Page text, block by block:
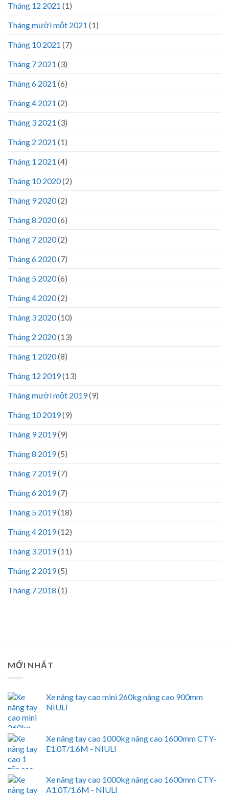
Tháng 12 2021 (1)
Tháng mười một 2021 (1)
Tháng 10 2021 (7)
Tháng 7 2021 (3)
Tháng 6 2021 (6)
Tháng 4 2021 (2)
Tháng 3 2021 (3)
Tháng 2 2021 (1)
Tháng 1 2021 (4)
Tháng 10 2020(2)
Tháng 9 2020(2)
Tháng 8 2020(6)
Tháng 7 2020(2)
Tháng 6 2020(7)
Tháng 5 2020(6)
Tháng 4 2020(2)
Tháng 3 2020(10)
Tháng 2 2020(13)
Tháng 1 2020(8)
Tháng 12 2019(13)
Tháng mười một 2019(9)
Tháng 10 2019(9)
Tháng 9 2019(9)
Tháng 8 2019(5)
Tháng 7 2019(7)
Tháng 6 2019(7)
Tháng 5 2019(18)
Tháng 4 2019(12)
Tháng 3 2019(11)
Tháng 2 2019(5)
Tháng 7 2018 (1)
MỚI NHẤT
Xe nâng tay cao mini 260kg nâng cao 900mm
NIULI
Xe nâng tay cao 1000kg nâng cao 1600mm CTY-
E1.0T/1.6M - NIULI
Xe nâng tay cao 1000kg nâng cao 1600mm CTY-
A1.0T/1.6M - NIULI